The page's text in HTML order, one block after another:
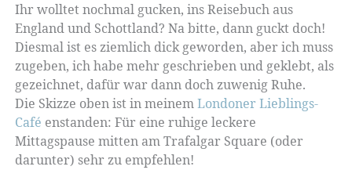
Ihr wolltet nochmal gucken, ins Reisebuch aus
England und Schottland? Na bitte, dann guckt doch!
Diesmal ist es ziemlich dick geworden, aber ich muss
zugeben, ich habe mehr geschrieben und geklebt, als
gezeichnet, dafür war dann doch zuwenig Ruhe.
Die Skizze oben ist in meinemLondoner Lieblings-
Café enstanden: Für eine ruhige leckere
Mittagspause mitten am Trafalgar Square (oder
darunter) sehr zu empfehlen!